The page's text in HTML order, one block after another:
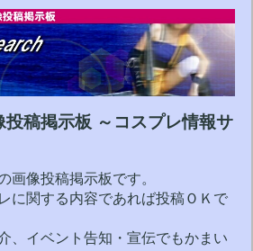
投稿掲示板 ～コスプレ情報サ
画像投稿掲示板です。
に関する内容であれば投稿ＯＫで
、イベント告知・宣伝でもかまい